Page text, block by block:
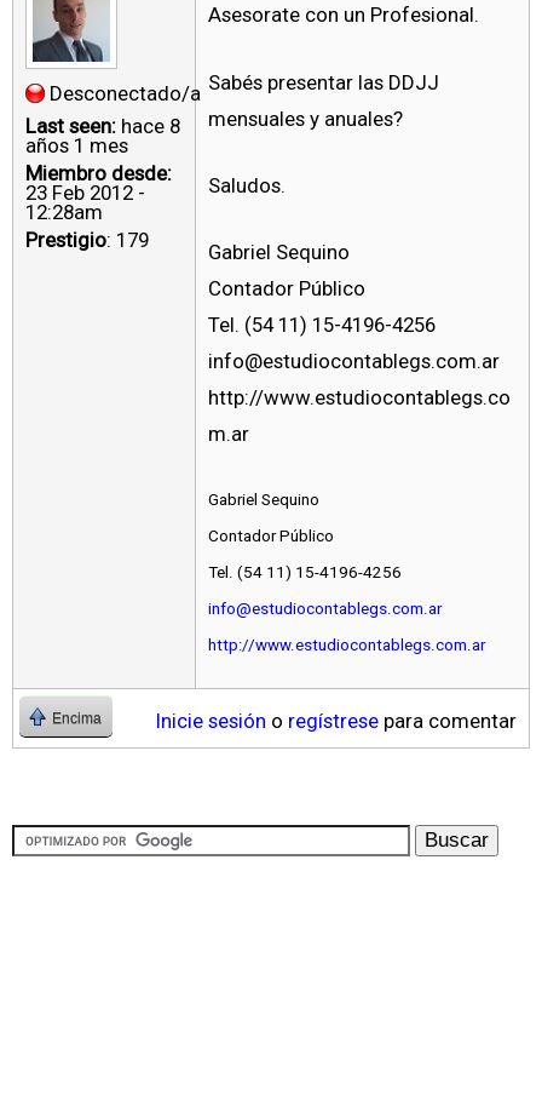
Desconectado/a
Last seen: hace 8
años 1 mes
Miembro desde:
23 Feb 2012 -
12:28am
Prestigio: 179
Asesorate con un Profesional.
Sabés presentar las DDJJ
mensuales y anuales?
Saludos.
Gabriel Sequino
Contador Público
Tel. (54 11) 15-4196-4256
info@estudiocontablegs.com.ar
http://www.estudiocontablegs.co
m.ar
Gabriel Sequino
Contador Público
Tel. (54 11) 15-4196-4256
info@estudiocontablegs.com.ar
http://www.estudiocontablegs.com.ar
Encima Inicie sesión o regístrese para comentar